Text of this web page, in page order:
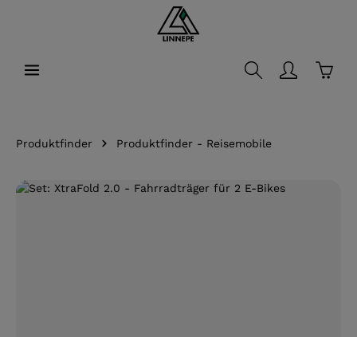
Produktfinder Produktfinder - Reisemobile
Bildergalerie überspringen